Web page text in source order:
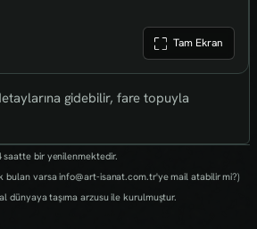
Tam Ekran
gidebilir, fare topuyla
saatte bir yenilenmektedir.
bulan varsa info@art-isanat.com.tr'ye mail atabilir mi?)
dünyaya taşıma arzusu ile kurulmuştur.